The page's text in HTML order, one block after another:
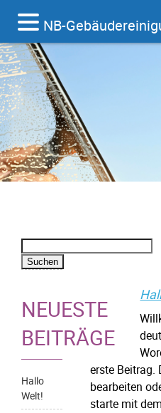
Suchen
nach:
NEUESTE
BEITRÄGE
Hallo
Welt!
erste Beitrag.
bearbeiten
starte mit
NB-